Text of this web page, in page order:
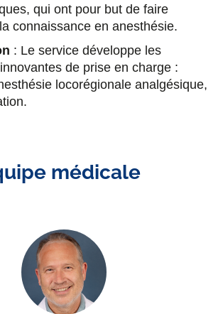
qui ont pour but de faire
connaissance en anesthésie.
: Le service développe les
de prise en charge :
locorégionale analgésique,
médicale